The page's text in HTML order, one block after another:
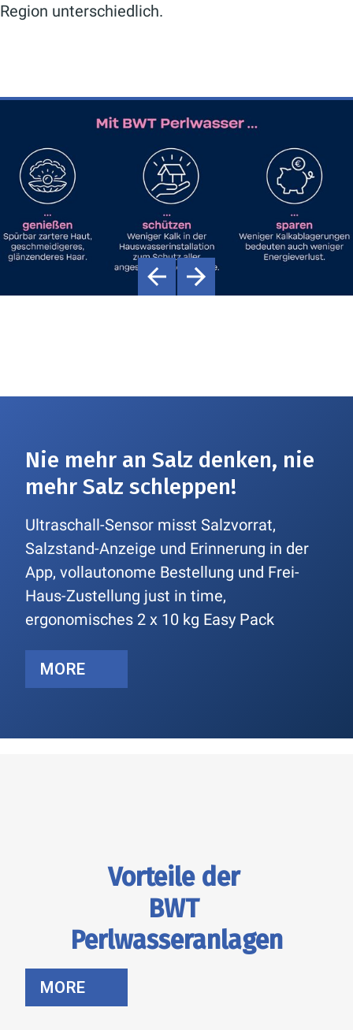
Region unterschiedlich.
Nie mehr an Salz denken, nie
mehr Salz schleppen!
Ultraschall-Sensor misst Salzvorrat,
Salzstand-Anzeige und Erinnerung in der
App, vollautonome Bestellung und Frei-
Haus-Zustellung just in time,
ergonomisches 2 x 10 kg Easy Pack
MORE
Vorteile der
BWT
Perlwasseranlagen
MORE